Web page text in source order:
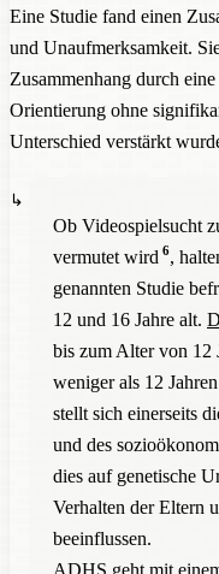
Eine Studie fand einen
und Unaufmerksamkeit.
Zusammenhang durch
Orientierung ohne
Unterschied verstärkt
Ob Videospielsucht
vermutet wird 6,
genannten Studie
12 und 16 Jahre alt.
bis zum Alter von 12
weniger als 12
stellt sich einerseits
und des
dies auf genetische
Verhalten der Eltern
beeinflussen.
ADHS geht mit